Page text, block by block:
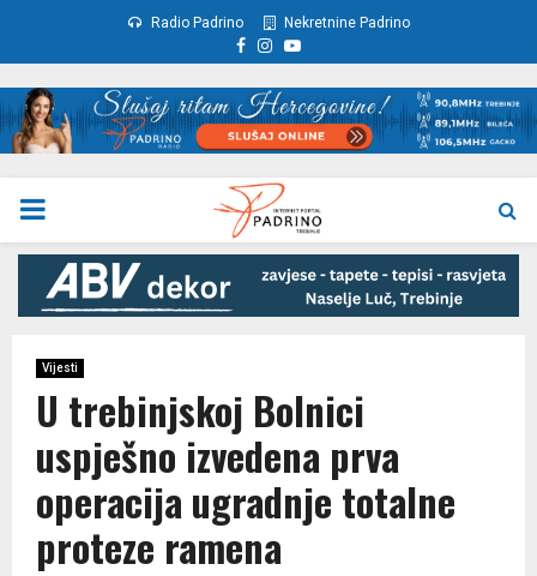
Radio Padrino Nekretnine Padrino
Facebook
Instagram
Youtube
PRIMARY
MENU
Vijesti
U trebinjskoj Bolnici
uspješno izvedena prva
operacija ugradnje totalne
proteze ramena